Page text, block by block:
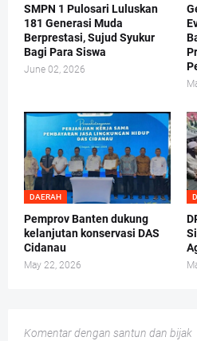
SMPN 1 Pulosari Luluskan
181 Generasi Muda
Berprestasi, Sujud Syukur
Bagi Para Siswa
June 02, 2026
DAERAH
Pemprov Banten dukung
kelanjutan konservasi DAS
Cidanau
May 22, 2026
Komentar dengan santun dan bijak